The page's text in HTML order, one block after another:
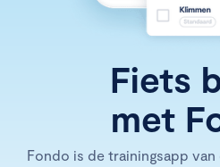
Fiets
met
Fondo is de trainingsapp